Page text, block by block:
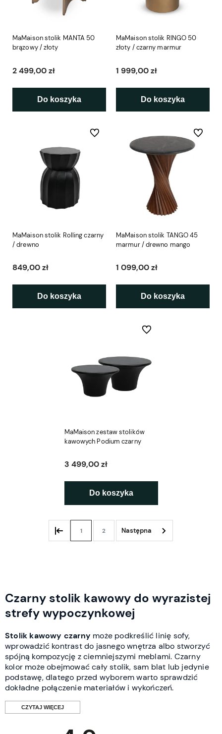
MaMaison stolik MANTA 50
brązowy / złoty
2 499,00 zł
Do koszyka
MaMaison stolik RINGO 50
złoty / czarny marmur
1 999,00 zł
Do koszyka
MaMaison stolik Rolling czarny
/ drewno
849,00 zł
Do koszyka
Do ulubionych
MaMaison stolik TANGO 45
marmur / drewno mango
1 099,00 zł
Do koszyka
Do
MaMaison zestaw stolików
kawowych Podium czarny
3 499,00 zł
Do koszyka
Do ulubionych
1 2
Czarny stolik kawowy do wyrazistej
strefy wypoczynkowej
Stolik kawowy czarny może podkreślić linię sofy,
wprowadzić kontrast do jasnego wnętrza albo stworzyć
spójną kompozycję z ciemniejszymi meblami. Czarny
kolor może obejmować cały stolik, sam blat lub jedynie
podstawę, dlatego przed wyborem warto sprawdzić
dokładne połączenie materiałów i wykończeń.
CZYTAJ WIĘCEJ